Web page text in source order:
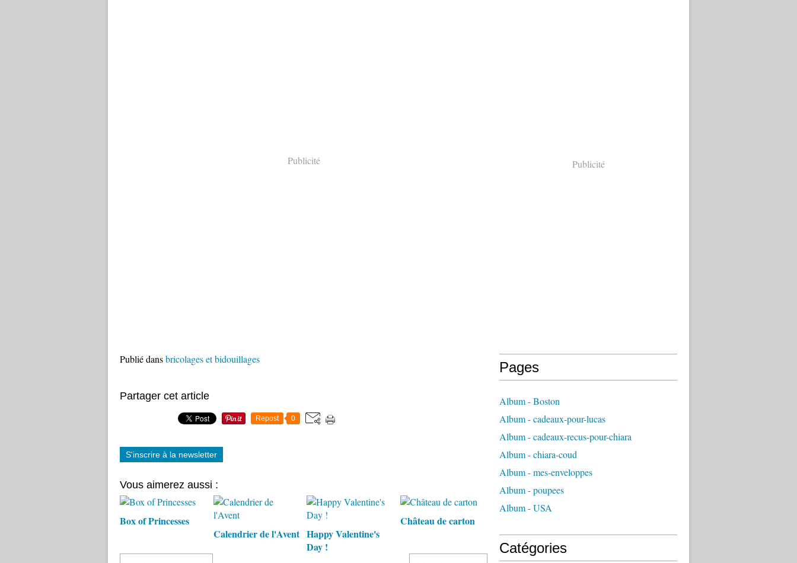
Publicité
Publié dansbricolages et bidouillages
Partager cet article
Repost 0
S'inscrire à la newsletter
Vous aimerez aussi :
Box of Princesses
Calendrier de l'Avent Happy Valentine's
Day !
Château de carton
Publicité
Pages
Album - Boston
Album - cadeaux-pour-lucas
Album - cadeaux-recus-pour-chiara
Album - chiara-coud
Album - mes-enveloppes
Album - poupees
Album - USA
Catégories